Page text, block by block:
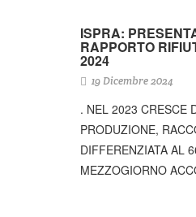
ISPRA:
RAPPORTO
2024
19 Dicembre 2024
. NEL 2023 CRESCE
PRODUZIONE,
DIFFERENZIATA AL
MEZZOGIORNO